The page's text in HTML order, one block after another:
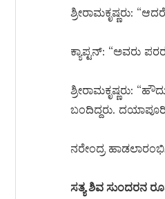
ಶ್ರೀರಾಮಕೃಷ್ಣರು:
ಕ್ಯಾಪ್ಟನ್: “ಅವರು
ಶ್ರೀರಾಮಕೃಷ್ಣರು:
ಬಂದಿದ್ದರು.
ನರೇಂದ್ರ
ಸತ್ಯ ಶಿವ ಸುಂದರನ